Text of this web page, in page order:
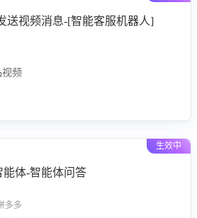
送视频消息-[智能客服机器人]
频
生效中
能体-智能体问答
多